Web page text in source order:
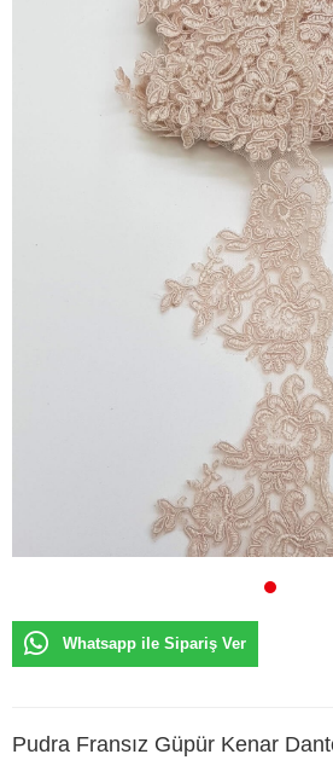
Whatsapp ile Sipariş Ver
Pudra Fransız Güpür Kenar